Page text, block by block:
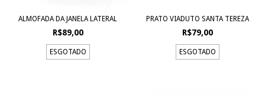
ALMOFADA DA JANELA LATERAL
R$89,00
ESGOTADO
PRATO VIADUTO SANTA TEREZA
R$79,00
ESGOTADO